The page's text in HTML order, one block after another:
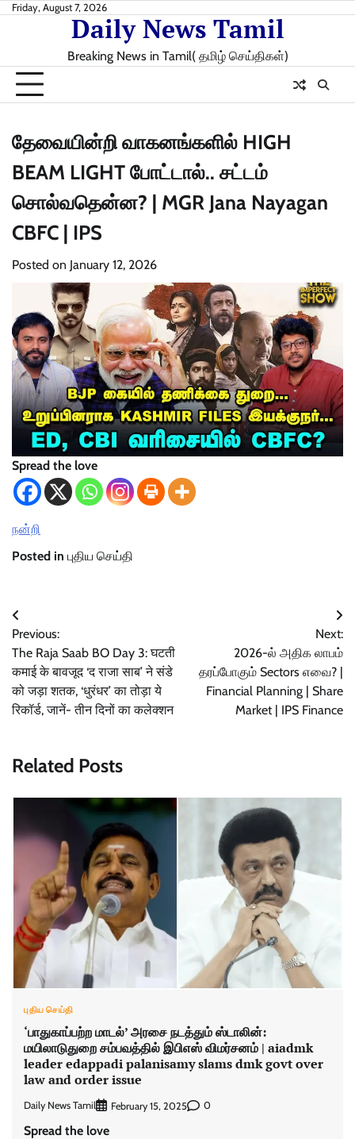
SkipFriday, August 7, 2026
Daily News Tamil
Breaking News in Tamil( தமிழ் செய்திகள்)
தேவையின்றி வாகனங்களில் HIGH
BEAM LIGHT போட்டால்.. சட்டம்
சொல்வதென்ன? | MGR Jana Nayagan
CBFC | IPS
Posted on January 12, 2026
Spread the love
நன்றி
Posted in புதிய செய்தி
Post
navigation
Previous:
The Raja Saab BO Day 3: घटती
कमाई के बावजूद ‘द राजा साब’ ने संडे
को जड़ा शतक, ‘धुरंधर’ का तोड़ा ये
रिकॉर्ड, जानें- तीन दिनों का कलेक्शन
Next:
2026-ல் அதிக லாபம்
தரப்போகும் Sectors எவை? |
Financial Planning | Share
Market | IPS Finance
Related Posts
புதிய செய்தி
‘பாதுகாப்பற்ற மாடல்’ அரசை நடத்தும் ஸ்டாலின்:
மயிலாடுதுறை சம்பவத்தில் இபிஎஸ் விமர்சனம் | aiadmk
leader edappadi palanisamy slams dmk govt over
law and order issue
Daily News Tamil February 15, 2025 0
Spread the love